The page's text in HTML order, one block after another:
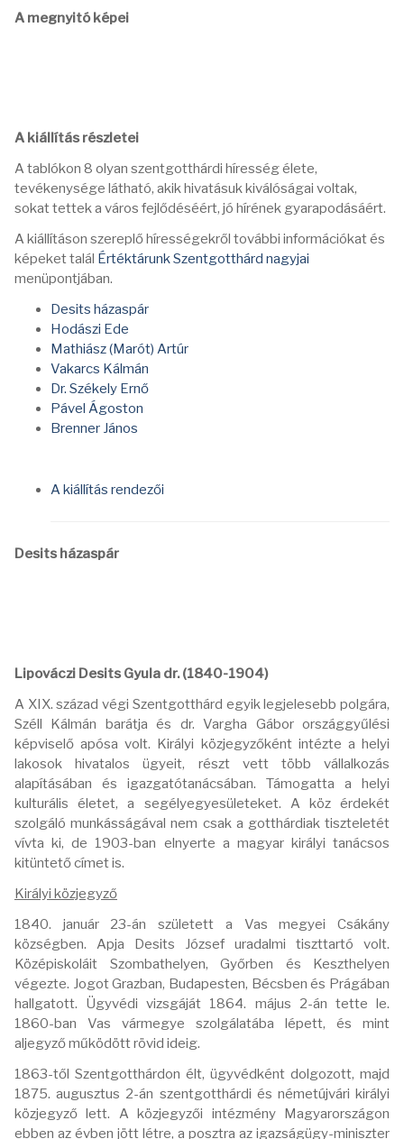
A megnyitó képei
A kiállítás részletei
A tablókon 8 olyan szentgotthárdi híresség élete,
tevékenysége látható, akik hivatásuk kiválóságai voltak,
sokat tettek a város fejlődéséért, jó hírének gyarapodásáért.
A kiállításon szereplő hírességekről további információkat és
képeket talál Értéktárunk Szentgotthárd nagyjai
menüpontjában.
Desits házaspár
Hodászi Ede
Mathiász (Marót) Artúr
Vakarcs Kálmán
Dr. Székely Ernő
Pável Ágoston
Brenner János
A kiállítás rendezői
Desits házaspár
Lipováczi Desits Gyula dr. (1840-1904)
A XIX. század végi Szentgotthárd egyik legjelesebb polgára,
Széll Kálmán barátja és dr. Vargha Gábor országgyűlési
képviselő apósa volt. Királyi közjegyzőként intézte a helyi
lakosok hivatalos ügyeit, részt vett több vállalkozás
alapításában és igazgatótanácsában. Támogatta a helyi
kulturális életet, a segélyegyesületeket. A köz érdekét
szolgáló munkásságával nem csak a gotthárdiak tiszteletét
vívta ki, de 1903-ban elnyerte a magyar királyi tanácsos
kitüntető címet is.
Királyi közjegyző
1840. január 23-án született a Vas megyei Csákány
községben. Apja Desits József uradalmi tiszttartó volt.
Középiskoláit Szombathelyen, Győrben és Keszthelyen
végezte. Jogot Grazban, Budapesten, Bécsben és Prágában
hallgatott. Ügyvédi vizsgáját 1864. május 2-án tette le.
1860-ban Vas vármegye szolgálatába lépett, és mint
aljegyző működött rövid ideig.
1863-től Szentgotthárdon élt, ügyvédként dolgozott, majd
1875. augusztus 2-án szentgotthárdi és németújvári királyi
közjegyző lett. A közjegyzői intézmény Magyarországon
ebben az évben jött létre, a posztra az igazságügy-miniszter